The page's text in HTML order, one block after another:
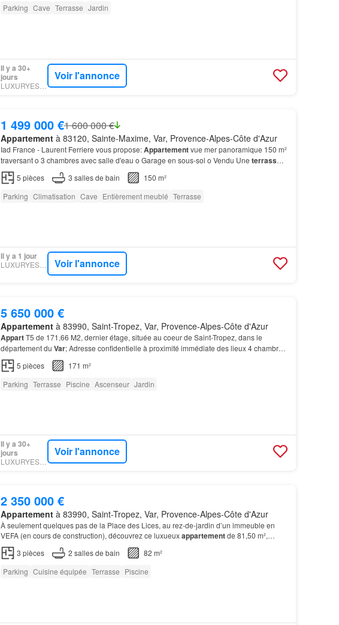
Parking Cave Terrasse Jardin
Il y a 30+
jours
LUXURYESTATE
Voir l'annonce
1 499 000 €1 600 000 €
Appartementà 83120, Sainte-Maxime, Var, Provence-Alpes-Côte d'Azur
Iad France - Laurent Ferriere vous propose:Appartementvue mer panoramique 150 m²
traversant o 3 chambres avec salle d'eau o Garage en sous-sol o Vendu Une terrasse
où voir passer les bateaux devient un rituel quotidien.…
5 pièces 3 salles de bain
150 m²
Parking Climatisation Cave Entièrement meublé Terrasse
Il y a 1 jour
LUXURYESTATE Voir l'annonce
5 650 000 €
Appartementà 83990, Saint-Tropez, Var, Provence-Alpes-Côte d'Azur
AppartT5 de 171,66 M2, dernier étage, située au coeur de Saint-Tropez, dans le
département du Var; Adresse confidentielle à proximité immédiate des lieux 4 chambres
dont une parentale de plus de 28M2, avec salle de bain doub…
5 pièces
171 m²
Parking Terrasse Piscine Ascenseur Jardin
Il y a 30+
jours
LUXURYESTATE
Voir l'annonce
2 350 000 €
Appartementà 83990, Saint-Tropez, Var, Provence-Alpes-Côte d'Azur
À seulement quelques pas de la Place des Lices, au rez-de-jardin d’un immeuble en
VEFA (en cours de construction), découvrez ce luxueuxappartementde 81,50 m²,
prolongé par de belles
3 pièces 2 salles de bain
82 m²
Parking Cuisine équipée Terrasse Piscine